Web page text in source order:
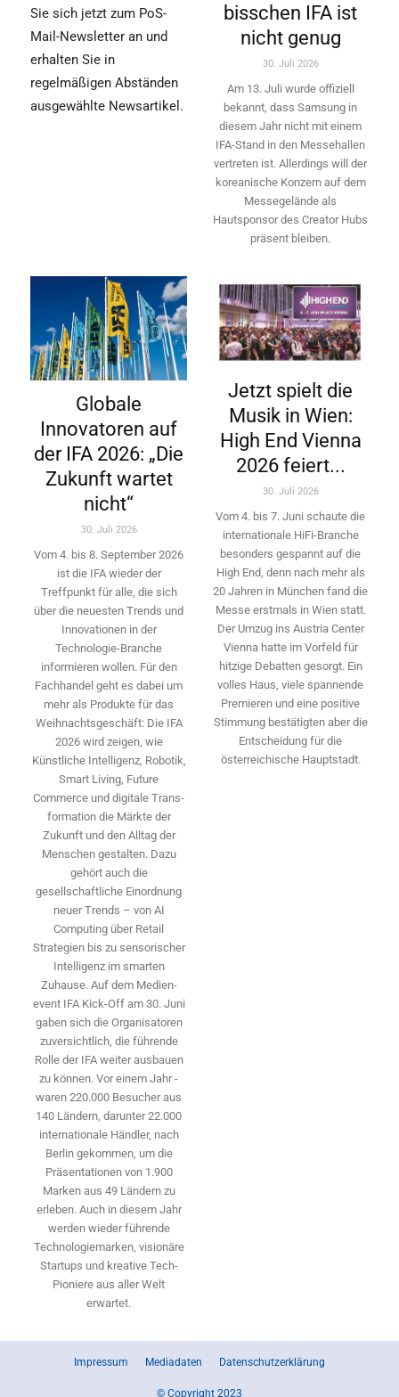
Sie sich jetzt zum PoS-
Mail-Newsletter an und
erhalten Sie in
regelmäßigen Abständen
ausgewählte Newsartikel.
bisschen IFA ist
nicht genug
30. Juli 2026
Am 13. Juli wurde offiziell
bekannt, dass Samsung in
diesem Jahr nicht mit einem
IFA-Stand in den Messehallen
vertreten ist. Allerdings will ­der
koreanische Konzern auf dem
Messegelände als
Hautsponsor des Creator Hubs
präsent bleiben.
Globale
Innovatoren auf
der IFA 2026: „Die
Zukunft wartet
nicht“
30. Juli 2026
Vom 4. bis 8. September 2026
ist die IFA wieder der
Treffpunkt für alle, die sich
über die neuesten Trends und
Innovationen in der
Technologie-­Branche
informieren wollen. Für den
Fachhandel geht es dabei um
mehr als Produkte für das
Weihnachtsgeschäft: Die IFA
2026 wird ­zeigen, wie
Künstliche Intelligenz, Robotik,
Smart Living, Future
Commerce und digitale Trans­
formation die Märkte der
Zukunft und den Alltag der
Menschen gestalten. Dazu
gehört auch die
gesellschaftliche Einordnung
neuer Trends – von AI
Computing über Retail
Strategien bis zu sensorischer
Intelligenz im smarten
Zuhause. Auf dem Medien­
event IFA Kick-Off am 30. Juni
gaben sich die Organisatoren
zuversichtlich, die führende
Rolle der IFA weiter ausbauen
zu können. Vor einem Jahr ­
waren 220.000 Besucher aus
140 ­Ländern, ­darunter 22.000
internationale Händler, nach
Berlin gekommen, um die
Präsen­tationen von 1.900
Marken aus 49 Ländern zu
erleben. Auch in diesem Jahr
werden wieder führende
Technologiemarken, visionäre
Startups und ­kreative Tech-
Pioniere aus aller Welt
erwartet.
Jetzt spielt die
Musik in Wien:
High End Vienna
2026 feiert...
30. Juli 2026
Vom 4. bis 7. Juni schaute die
internationale HiFi-Branche
besonders gespannt auf die
High End, denn nach mehr als
20 Jahren in München fand die
Messe erstmals in Wien statt.
Der Umzug ins Austria Center
Vienna hatte im Vorfeld für
hitzige Debatten gesorgt. Ein
volles Haus, viele spannende
Premieren und eine positive
Stimmung bestätigten aber die
Entscheidung für die
österreichische Hauptstadt.
Impressum Mediadaten Datenschutzerklärung
© Copyright 2023